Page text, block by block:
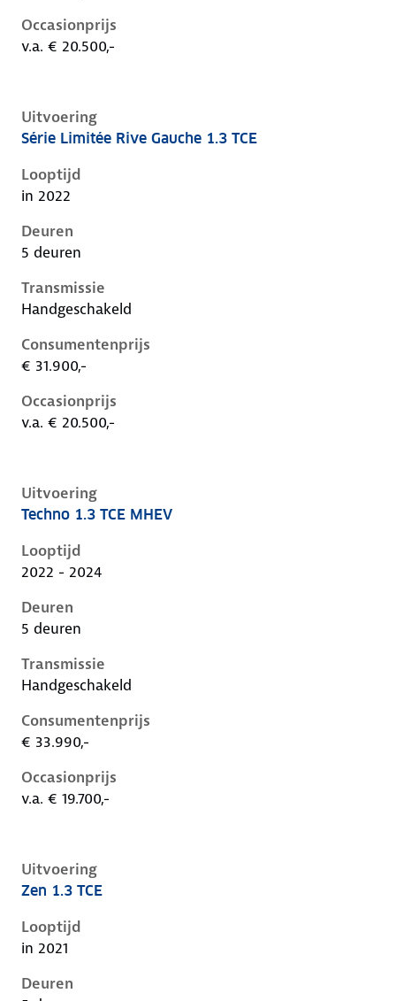
Occasionprijs
v.a. € 20.500,-
Uitvoering
Renault Captur ii, 1.3 tce, 103 kW, Benzine, 5 deuren
Série Limitée Rive Gauche 1.3 TCE
Looptijd
in 2022
Deuren
5 deuren
Transmissie
Handgeschakeld
Consumentenprijs
€ 31.900,-
Occasionprijs
v.a. € 20.500,-
Uitvoering
Renault Captur ii, 1.3 tce mhev, 103 kW, Benzine, 5
Techno 1.3 TCE MHEV
Looptijd
2022 - 2024
Deuren
5 deuren
Transmissie
Handgeschakeld
Consumentenprijs
€ 33.990,-
Occasionprijs
v.a. € 19.700,-
Uitvoering
Renault Captur ii, 1.3 tce, 103 kW, Benzine, 5 deuren
Zen 1.3 TCE
Looptijd
in 2021
Deuren